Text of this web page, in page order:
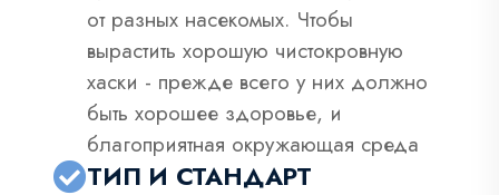
от разных насекомых. Чтобы
вырастить хорошую чистокровную
хаски - прежде всего у них должно
быть хорошее здоровье, и
благоприятная окружающая среда
ТИП И СТАНДАРТ